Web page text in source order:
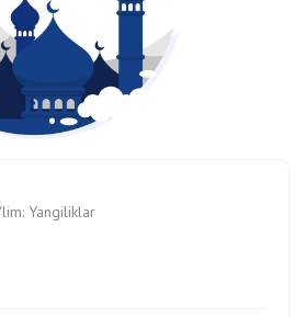
Yangiliklar